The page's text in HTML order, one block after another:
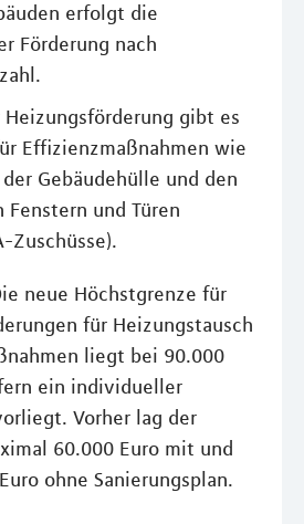
erfolgt die
Förderung nach
gibt es
Effizienzmaßnahmen wie
Gebäudehülle und den
Fenstern und Türen
Zuschüsse).
neue Höchstgrenze für
für Heizungstausch
liegt bei 90.000
ein individueller
Vorher lag der
60.000 Euro mit und
ohne Sanierungsplan.